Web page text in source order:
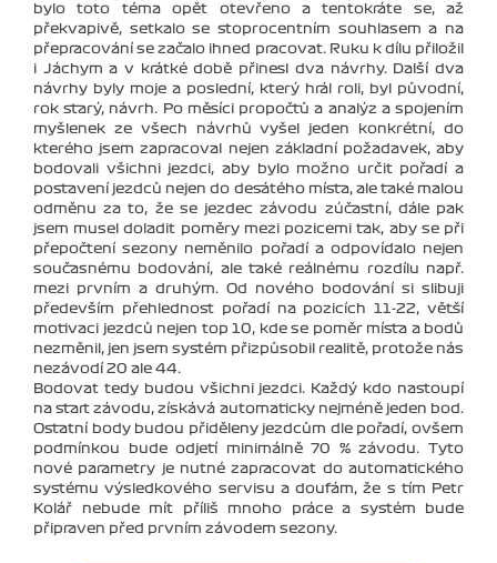
bylo toto téma opět otevřeno a tentokráte se, až
překvapivě, setkalo se stoprocentním souhlasem a na
přepracování se začalo ihned pracovat. Ruku k dílu přiložil
i Jáchym a v krátké době přinesl dva návrhy. Další dva
návrhy byly moje a poslední, který hrál roli, byl původní,
rok starý, návrh. Po měsíci propočtů a analýz a spojením
myšlenek ze všech návrhů vyšel jeden konkrétní, do
kterého jsem zapracoval nejen základní požadavek, aby
bodovali všichni jezdci, aby bylo možno určit pořadí a
postavení jezdců nejen do desátého místa, ale také malou
odměnu za to, že se jezdec závodu zúčastní, dále pak
jsem musel doladit poměry mezi pozicemi tak, aby se při
přepočtení sezony neměnilo pořadí a odpovídalo nejen
současnému bodování, ale také reálnému rozdílu např.
mezi prvním a druhým. Od nového bodování si slibuji
především přehlednost pořadí na pozicích 11-22, větší
motivaci jezdců nejen top 10, kde se poměr místa a bodů
nezměnil, jen jsem systém přizpůsobil realitě, protože nás
nezávodí 20 ale 44.
Bodovat tedy budou všichni jezdci. Každý kdo nastoupí
na start závodu, získává automaticky nejméně jeden bod.
Ostatní body budou přiděleny jezdcům dle pořadí, ovšem
podmínkou bude odjetí minimálně 70 % závodu. Tyto
nové parametry je nutné zapracovat do automatického
systému výsledkového servisu a doufám, že s tím Petr
Kolář nebude mít příliš mnoho práce a systém bude
připraven před prvním závodem sezony.